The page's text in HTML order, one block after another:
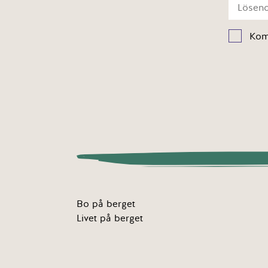
Bo på berget
Livet på berget